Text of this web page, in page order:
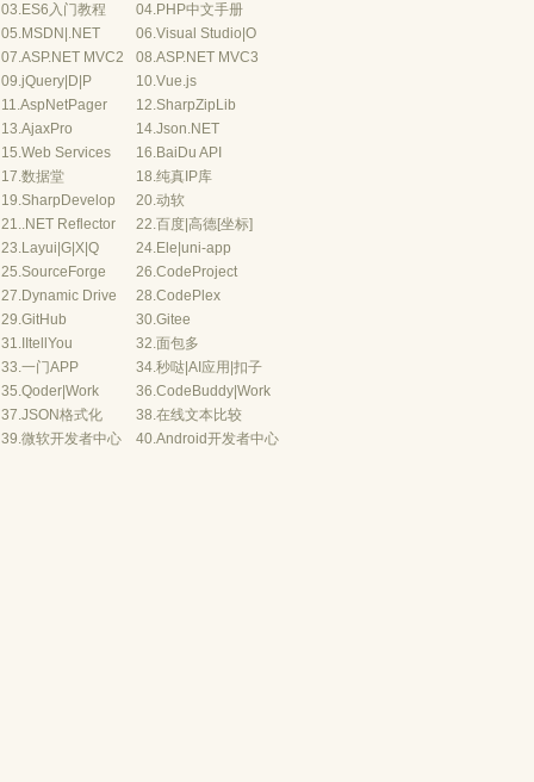
03.ES6入门教程 04.PHP中文手册
05.MSDN .NET 06.Visual Studio O
07.ASP.NET MVC2 08.ASP.NET MVC3
09.jQuery D P 10.Vue.js
11.AspNetPager 12.SharpZipLib
13.AjaxPro 14.Json.NET
15.Web Services 16.BaiDu API
17.数据堂 18.纯真IP库
19.SharpDevelop 20.动软
21..NET Reflector 22.百度 高德[坐标]
23.Layui G X Q 24.Ele uni-app
25.SourceForge 26.CodeProject
27.Dynamic Drive 28.CodePlex
29.GitHub 30.Gitee
31. IItellYou 32.面包多
33.一门APP 34.秒哒 AI应用 扣子
35.Qoder Work 36.CodeBuddy Work
37.JSON格式化 38.在线文本比较
39.微软开发者中心 40.Android开发者中心